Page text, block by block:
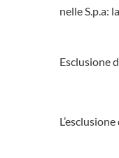
nelle S.p.a:
Esclusione